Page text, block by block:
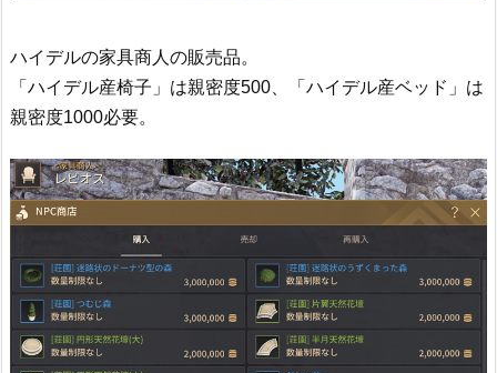
ハイデルの家具商人の販売品。
「ハイデル産椅子」は親密度500、「ハイデル産ベッド」は
親密度1000必要。